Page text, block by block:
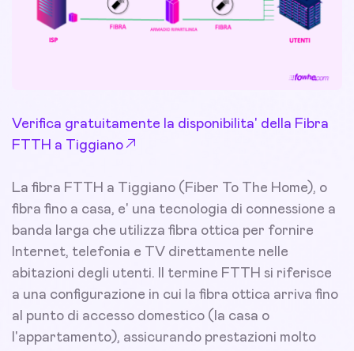
Verifica gratuitamente la disponibilita' della Fibra
FTTH a Tiggiano
La fibra FTTH a Tiggiano (Fiber To The Home), o
fibra fino a casa, e' una tecnologia di connessione a
banda larga che utilizza fibra ottica per fornire
Internet, telefonia e TV direttamente nelle
abitazioni degli utenti. Il termine FTTH si riferisce
a una configurazione in cui la fibra ottica arriva fino
al punto di accesso domestico (la casa o
l'appartamento), assicurando prestazioni molto